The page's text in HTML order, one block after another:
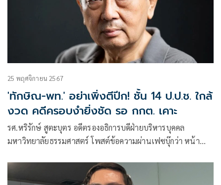
25 พฤศจิกายน 2567
'ทักษิณ-พท.' อย่าเพิ่งตีปีก! ชั้น 14 ป.ป.ช. ใกล้
งวด คดีครอบงำยิ่งชัด รอ กกต. เคาะ
รศ.หริรักษ์ สูตะบุตร อดีตรองอธิการบดีฝ่ายบริหารบุคคล
มหาวิทยาลัยธรรมศาสตร์ โพสต์ข้อความผ่านเฟซบุ๊กว่า หน้า
รัฐธรรมนูญว่าไม่รับวินิจฉัยคำร้อง